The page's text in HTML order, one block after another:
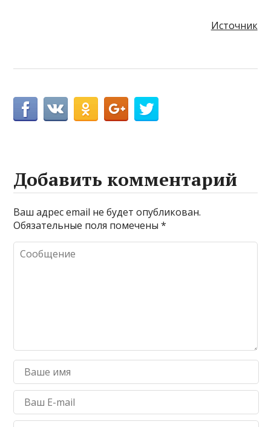
Источник
Добавить комментарий
Ваш адрес email не будет опубликован.
Обязательные поля помечены*